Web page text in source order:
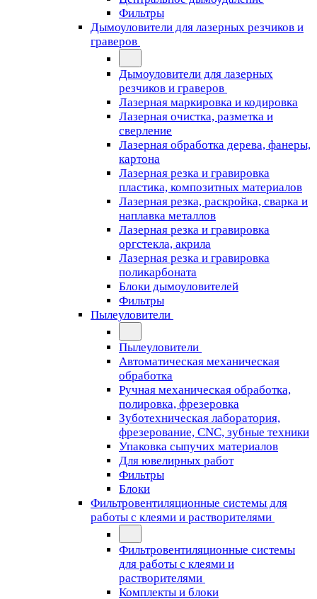
Фильтры
Дымоуловители для лазерных резчиков и
граверов
Дымоуловители для лазерных
резчиков и граверов
Лазерная маркировка и кодировка
Лазерная очистка, разметка и
сверление
Лазерная обработка дерева, фанеры,
картона
Лазерная резка и гравировка
пластика, композитных материалов
Лазерная резка, раскройка, сварка и
наплавка металлов
Лазерная резка и гравировка
оргстекла, акрила
Лазерная резка и гравировка
поликарбоната
Блоки дымоуловителей
Фильтры
Пылеуловители
Пылеуловители
Автоматическая механическая
обработка
Ручная механическая обработка,
полировка, фрезеровка
Зуботехническая лаборатория,
фрезерование, CNC, зубные техники
Упаковка сыпучих материалов
Для ювелирных работ
Фильтры
Блоки
Фильтровентиляционные системы для
работы с клеями и растворителями
Фильтровентиляционные системы
для работы с клеями и
растворителями
Комплекты и блоки